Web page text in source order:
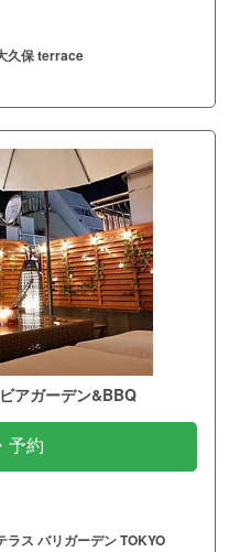
久保 terrace
アガーデン&BBQ
予約
ス バリガーデン TOKYO